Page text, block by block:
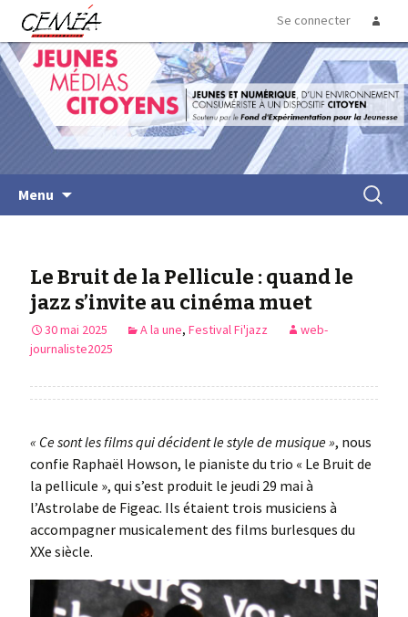
Se connecter
Jeunes Medias Citoyens
Menu
Le Bruit de la Pellicule : quand le
jazz s’invite au cinéma muet
30 mai 2025 A la une,Festival Fi'jazz
web-
journaliste2025
« Ce sont les films qui décident le style de musique », nous
confie Raphaël Howson, le pianiste du trio « Le Bruit de
la pellicule », qui s’est produit le jeudi 29 mai à
l’Astrolabe de Figeac. Ils étaient trois musiciens à
accompagner musicalement des films burlesques du
XXe siècle.